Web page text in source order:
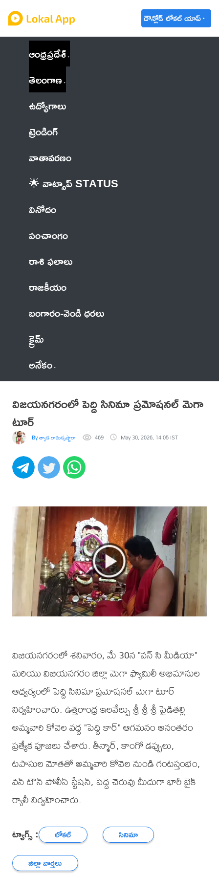
డౌన్లోడ్ లోకల్ యాప్
ఆంధ్రప్రదేశ్
తెలంగాణ
ఉద్యోగాలు
ట్రెండింగ్
వాతావరణం
🌟 వాట్సాప్ STATUS
వినోదం
పంచాంగం
రాశి ఫలాలు
రాజకీయం
బంగారం-వెండి ధరలు
క్రైమ్
అనేకం
విజయనగరంలో పెద్ది సినిమా ప్రమోషనల్ మెగా
టూర్
By త్యాడ రామకృష్ణారావు(బాలు) 469 May 30, 2026, 14:05 IST
విజయనగరంలో శనివారం, మే 30న "వన్ సి మీడియా"
మరియు విజయనగరం జిల్లా మెగా ఫ్యామిలీ అభిమానుల
ఆధ్వర్యంలో పెద్ది సినిమా ప్రమోషనల్ మెగా టూర్
నిర్వహించారు. ఉత్తరాంధ్ర ఇలవేల్పు శ్రీ శ్రీ శ్రీ పైడితల్లి
అమ్మవారి కోవెల వద్ద "పెద్ది కార్" ఆగమనం అనంతరం
ప్రత్యేక పూజలు చేశారు. తీన్మార్, కాంగో డప్పులు,
టపాసుల మోతతో అమ్మవారి కోవెల నుండి గంటస్తంభం,
వన్ టౌన్ పోలీస్ స్టేషన్, పెద్ద చెరువు మీదుగా భారీ బైక్
ర్యాలీ నిర్వహించారు.
ట్యాగ్స్ : లోకల్
సినిమా
జిల్లా వార్తలు